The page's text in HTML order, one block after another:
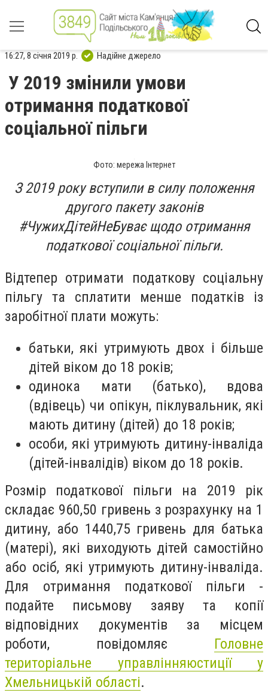
16:27, 8 січня 2019 р. Надійне джерело
У 2019 змінили умови
отримання податкової
соціальної пільги
Фото: мережа Інтернет
З 2019 року вступили в силу положення
другого пакету законів
#ЧужихДітейНеБуває щодо отримання
податкової соціальної пільги.
Відтепер отримати податкову соціальну
пільгу та сплатити менше податків із
заробітної плати можуть:
батьки, які утримують двох і більше
дітей віком до 18 років;
одинока мати (батько), вдова
(вдівець) чи опікун, піклувальник, які
мають дитину (дітей) до 18 років;
особи, які утримують дитину-інваліда
(дітей-інвалідів) віком до 18 років.
Розмір податкової пільги на 2019 рік
складає 960,50 гривень з розрахунку на 1
дитину, або 1440,75 гривень для батька
(матері), які виходують дітей самостійно
або осіб, які утримують дитину-інваліда.
Для отримання податкової пільги -
подайте письмову заяву та копії
відповідних документів за місцем
роботи, повідомляє Головне
територіальне управлінняюстиції у
Хмельницькій області.